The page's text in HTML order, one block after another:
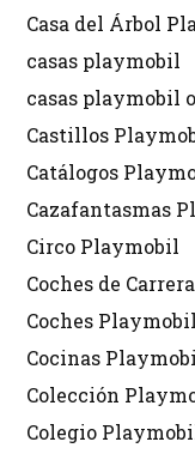
Casa del Árbol
casas playmobil
casas playmobil
Castillos
Catálogos
Cazafantasmas
Circo Playmobil
Coches de
Coches Playmobil
Cocinas
Colección
Colegio